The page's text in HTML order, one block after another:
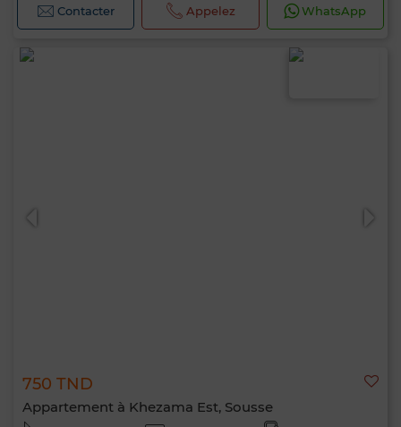
Contacter Appelez WhatsApp
750 TND
Appartement à Khezama Est, Sousse